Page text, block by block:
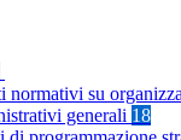
normativi su
generali 18